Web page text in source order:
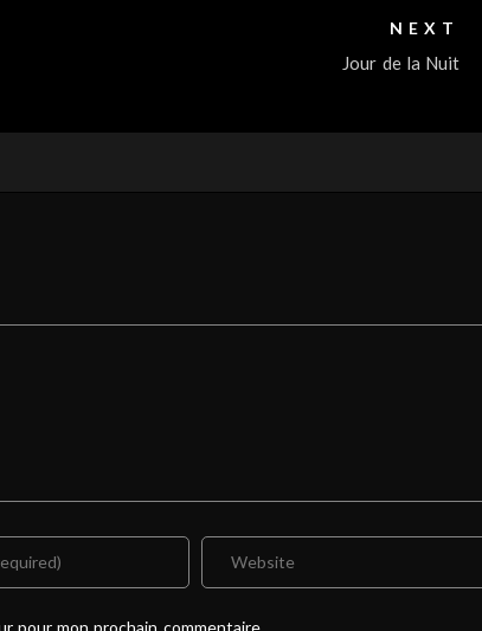
NEXT
Jour de la Nuit
pour mon prochain commentaire.